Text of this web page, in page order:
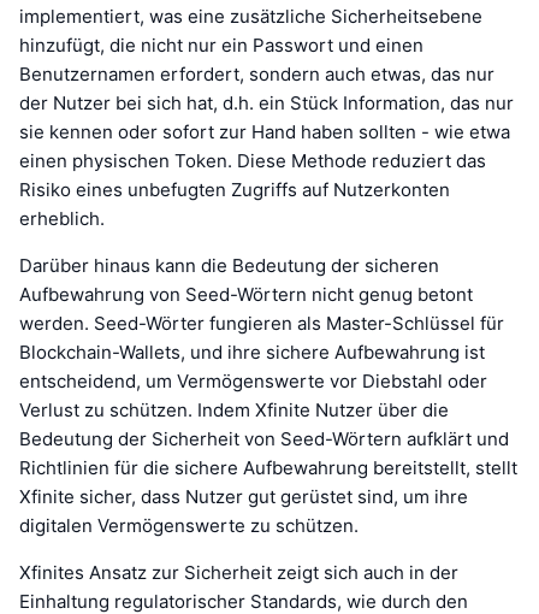
implementiert, was eine zusätzliche Sicherheitsebene
hinzufügt, die nicht nur ein Passwort und einen
Benutzernamen erfordert, sondern auch etwas, das nur
der Nutzer bei sich hat, d.h. ein Stück Information, das nur
sie kennen oder sofort zur Hand haben sollten - wie etwa
einen physischen Token. Diese Methode reduziert das
Risiko eines unbefugten Zugriffs auf Nutzerkonten
erheblich.
Darüber hinaus kann die Bedeutung der sicheren
Aufbewahrung von Seed-Wörtern nicht genug betont
werden. Seed-Wörter fungieren als Master-Schlüssel für
Blockchain-Wallets, und ihre sichere Aufbewahrung ist
entscheidend, um Vermögenswerte vor Diebstahl oder
Verlust zu schützen. Indem Xfinite Nutzer über die
Bedeutung der Sicherheit von Seed-Wörtern aufklärt und
Richtlinien für die sichere Aufbewahrung bereitstellt, stellt
Xfinite sicher, dass Nutzer gut gerüstet sind, um ihre
digitalen Vermögenswerte zu schützen.
Xfinites Ansatz zur Sicherheit zeigt sich auch in der
Einhaltung regulatorischer Standards, wie durch den